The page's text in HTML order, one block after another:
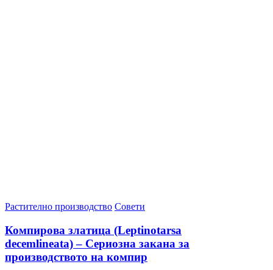
Растително производство Совети
Компирова златица (Leptinotarsa
decemlineata) – Сериозна закана за
производството на компир